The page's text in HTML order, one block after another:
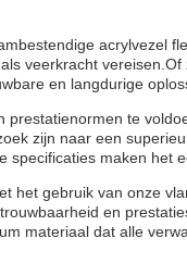
acrylvezel
veerkracht
en langdurige
te
zijn naar een
specificaties maken het
het gebruik van onze
en
materiaal dat alle